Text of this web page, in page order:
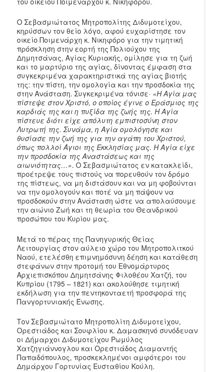
Ο Σεβασμιώτατος Μητροπολίτης Διδυμοτείχου,
κηρύσσων τον θείο λόγο, αφού ευχαρίστησε τον
οικείο Ποιμενάρχη κ. Νικηφόρο για την τιμητική
πρόσκληση στην εορτή της Πολιούχου της
Δημητσάνας, Αγίας Κυριακής, ομίλησε για τη ζωή
και το μαρτύριο της αγίας, δίνοντας έμφαση στα
συγκεκριμένα χαρακτηριστικά της αγίας βιοτής
της: την πίστη, την ομολογία και την προσδοκία της
στην Ανάσταση. Συγκεκριμένα τόνισε· «Η Αγία μας
πίστεψε στον Χριστό, ο οποίος έγινε ο Εράσμιος της
καρδιάς της και η πυξίδα της ζωής της. Η Αγία
πίστευε διότι είχε απόλυτη εμπιστοσύνη στον
Λυτρωτή της. Συνάμα, η Αγία ομολόγησε και
θυσίασε την ζωή της για την αγάπη του Χριστού,
όπως πολλοί Άγιοι της Εκκλησίας μας. Η Αγία είχε
την προσδοκία της Αναστάσεως και της
αιωνιότητας…». Ο Σεβασμιώτατος εν κατακλείδι,
προέτρεψε τους πιστούς να πορευθούν τον δρόμο
της πίστεως, να μη διστάσουν και να μη φοβούνται
να την ομολογούν και ποτέ να μη πάψουν να
προσδοκούν στην Ανάσταση ώστε να απολαύσουμε
την αιώνιο Ζωή και τη θεωρία του Θεανδρικού
προσώπου του Κυρίου μας.
Μετά το πέρας της Πανηγυρικής Θείας
Λειτουργίας στον αύλειο χώρο του Μητροπολιτκού
Ναού, ετελέσθη επιμνημόσυνη δέηση και κατάθεση
στεφάνων στην προτομή του Εθνομάρτυρος
Αρχιεπισκόπου Δημητσάνης Φιλοθέου Χατζή, του
Κυπρίου (1795 – 1821) και ακολούθησε τιμητική
εκδήλωση για την πεντηκονταετή προσφορά της
Πανγορτυνιακής Ένωσης.
Τον Σεβασμιώτατο Μητροπολίτη Διδυμοτείχου,
Ορεστιάδος και Σουφλίου κ. Δαμασκηνό συνόδευαν
οι Δήμαρχοι Διδυμοτείχου Ρωμύλος
Χατζηγιάννογλου και Ορεστιάδος Διαμαντής
Παπαδόπουλος, προσκεκλημένοι αμφότεροι του
Δημάρχου Γορτυνίας Ευσταθίου Κούλη.